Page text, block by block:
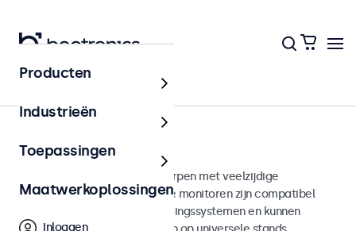
Home
75mm VESA monitoren
75mm VESA monitoren ontworpen met veelzijdige
montagemogelijkheden. Deze monitoren zijn compatibel
met standaard VESA-bevestigingssystemen en kunnen
Producten
Industrieën
Toepassingen
Maatwerkoplossingen
Inloggen